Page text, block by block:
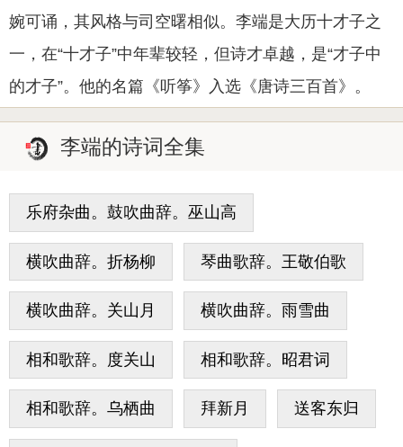
婉可诵，其风格与司空曙相似。李端是大历十才子之
一，在“十才子”中年辈较轻，但诗才卓越，是“才子中
的才子”。他的名篇《听筝》入选《唐诗三百首》。
李端的诗词全集
乐府杂曲。鼓吹曲辞。巫山高
横吹曲辞。折杨柳 琴曲歌辞。王敬伯歌
横吹曲辞。关山月 横吹曲辞。雨雪曲
相和歌辞。度关山 相和歌辞。昭君词
相和歌辞。乌栖曲 拜新月 送客东归